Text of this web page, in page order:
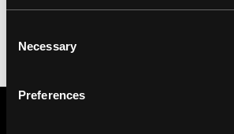
Selection
Necessary
Preferences
1 2 3 4